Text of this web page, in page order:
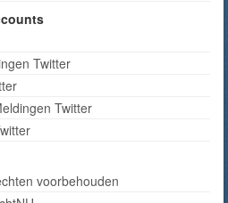
Twitter
Twitter
voorbehouden